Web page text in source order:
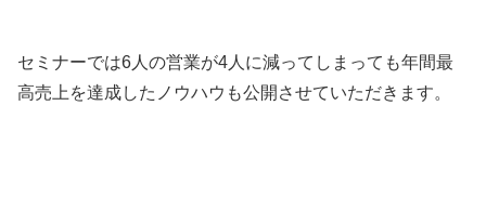
セミナーでは6人の営業が4人に減ってしまっても年間最
高売上を達成したノウハウも公開させていただきます。